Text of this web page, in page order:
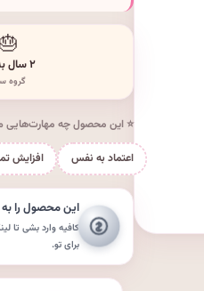
🎂
۲ سال به بالا
گروه
⭐ این محصول چه مهارت‌هایی
اعتماد به نفس افزایش
این محصول را
کافیه وارد بشی تا
برای تو.